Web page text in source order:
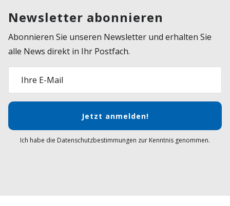
Newsletter abonnieren
Abonnieren Sie unseren Newsletter und erhalten Sie
alle News direkt in Ihr Postfach.
Ihre E-Mail
Jetzt anmelden!
Ich habe die Datenschutzbestimmungen zur Kenntnis genommen.